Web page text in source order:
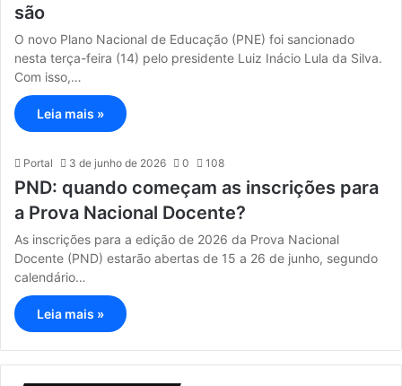
são
O novo Plano Nacional de Educação (PNE) foi sancionado
nesta terça-feira (14) pelo presidente Luiz Inácio Lula da Silva.
Com isso,…
Leia mais »
Portal 3 de junho de 2026 0 108
PND: quando começam as inscrições para
a Prova Nacional Docente?
As inscrições para a edição de 2026 da Prova Nacional
Docente (PND) estarão abertas de 15 a 26 de junho, segundo
calendário…
Leia mais »